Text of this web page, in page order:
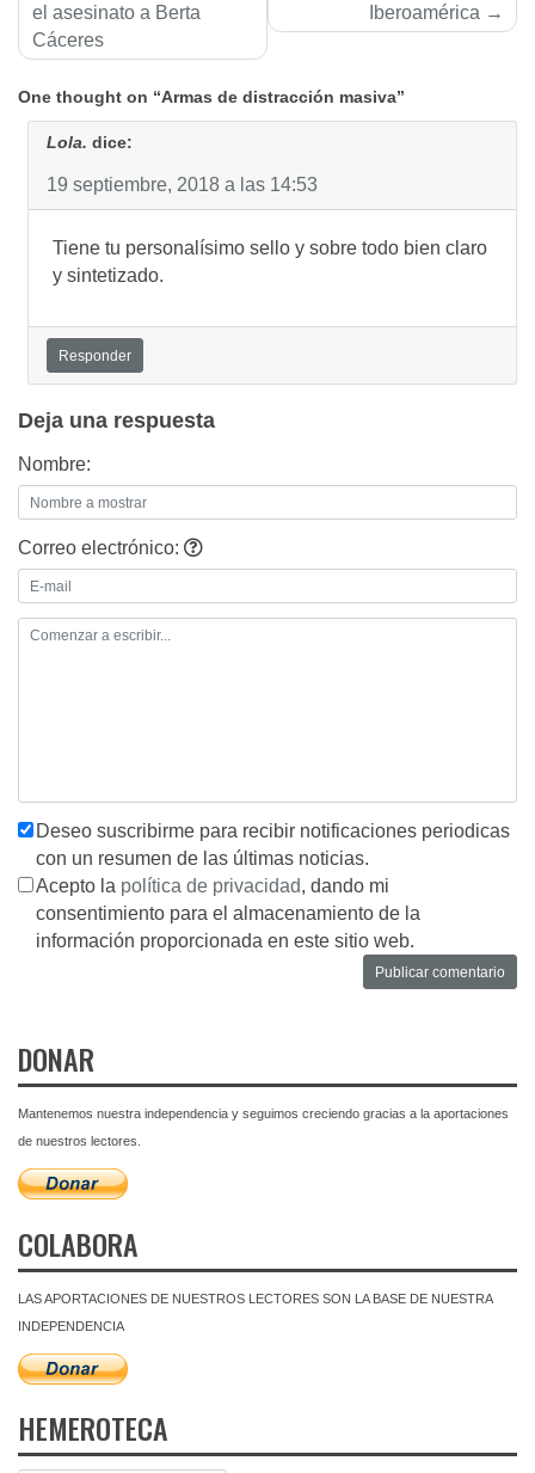
de
entradas
el asesinato a Berta
Cáceres
Iberoamérica
One thought on “Armas de distracción masiva”
Lola. dice:
19 septiembre, 2018 a las 14:53
Tiene tu personalísimo sello y sobre todo bien claro
y sintetizado.
Responder
Deja una respuesta
Nombre:
Correo electrónico:
Deseo suscribirme para recibir notificaciones periodicas
con un resumen de las últimas noticias.
Acepto la política de privacidad, dando mi
consentimiento para el almacenamiento de la
información proporcionada en este sitio web.
DONAR
Mantenemos nuestra independencia y seguimos creciendo gracias a la aportaciones
de nuestros lectores.
COLABORA
LAS APORTACIONES DE NUESTROS LECTORES SON LA BASE DE NUESTRA
INDEPENDENCIA
HEMEROTECA